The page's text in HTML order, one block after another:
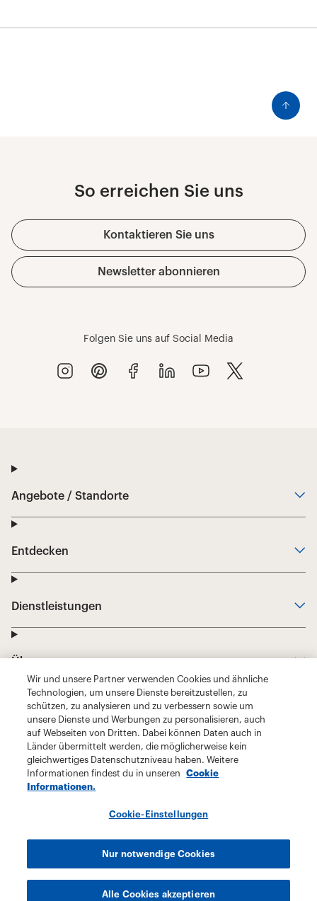
Wir und unsere Partner verwenden Cookies und ähnliche
Technologien, um unsere Dienste bereitzustellen, zu
schützen, zu analysieren und zu verbessern sowie um
unsere Dienste und Werbungen zu personalisieren, auch
auf Webseiten von Dritten. Dabei können Daten auch in
Länder übermittelt werden, die möglicherweise kein
gleichwertiges Datenschutzniveau haben. Weitere
Informationen findest du in unseren
Cookie
Informationen.
Cookie-Einstellungen
Nur notwendige Cookies
Alle Cookies akzeptieren